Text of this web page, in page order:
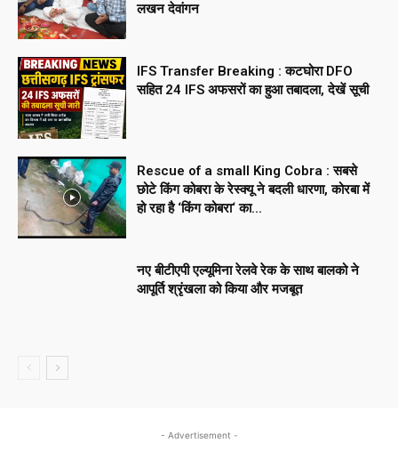
लखन देवांगन
IFS Transfer Breaking : कटघोरा DFO
सहित 24 IFS अफसरों का हुआ तबादला, देखें सूची
Rescue of a small King Cobra : सबसे
छोटे किंग कोबरा के रेस्क्यू ने बदली धारणा, कोरबा में
हो रहा है ‘किंग कोबरा‘ का...
नए बीटीएपी एल्यूमिना रेलवे रेक के साथ बालको ने
आपूर्ति श्रृंखला को किया और मजबूत
- Advertisement -